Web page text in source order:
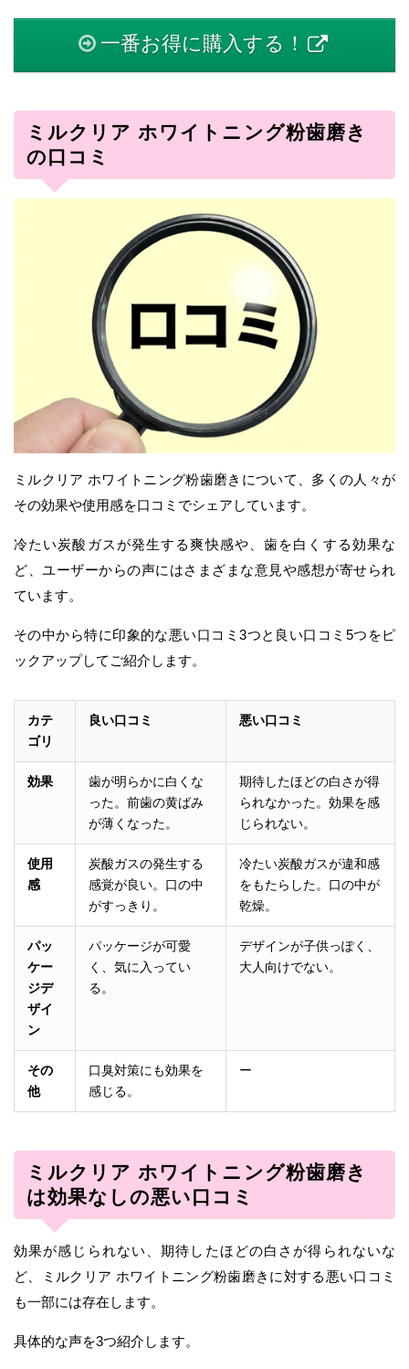
一番お得に購入する！
ミルクリア ホワイトニング粉歯磨き
の口コミ
ミルクリア ホワイトニング粉歯磨きについて、多くの人々が
その効果や使用感を口コミでシェアしています。
冷たい炭酸ガスが発生する爽快感や、歯を白くする効果な
ど、ユーザーからの声にはさまざまな意見や感想が寄せられ
ています。
その中から特に印象的な悪い口コミ3つと良い口コミ5つをピ
ックアップしてご紹介します。
カテ
ゴリ
良い口コミ 悪い口コミ
効果
歯が明らかに白くな
った。前歯の黄ばみ
が薄くなった。
期待したほどの白さが得
られなかった。効果を感
じられない。
使用
感
炭酸ガスの発生する
感覚が良い。口の中
がすっきり。
冷たい炭酸ガスが違和感
をもたらした。口の中が
乾燥。
パッ
ケー
ジデ
ザイ
ン
パッケージが可愛
く、気に入ってい
る。
デザインが子供っぽく、
大人向けでない。
その
他
口臭対策にも効果を
感じる。
ー
ミルクリア ホワイトニング粉歯磨き
は効果なしの悪い口コミ
効果が感じられない、期待したほどの白さが得られないな
ど、ミルクリア ホワイトニング粉歯磨きに対する悪い口コミ
も一部には存在します。
具体的な声を3つ紹介します。